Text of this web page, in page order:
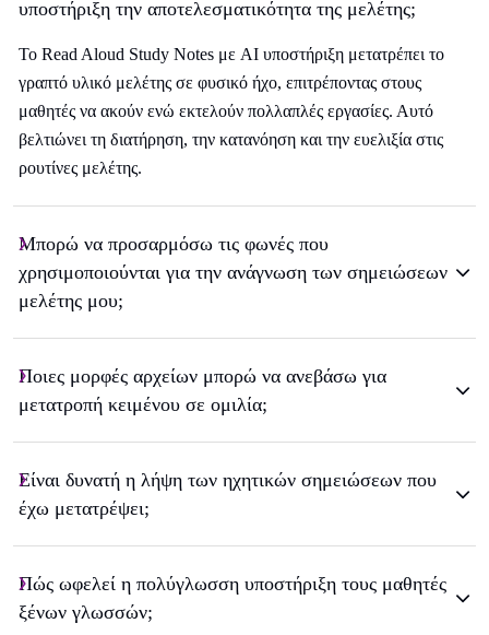
υποστήριξη την αποτελεσματικότητα της μελέτης;
Το Read Aloud Study Notes με AI υποστήριξη μετατρέπει το
γραπτό υλικό μελέτης σε φυσικό ήχο, επιτρέποντας στους
μαθητές να ακούν ενώ εκτελούν πολλαπλές εργασίες. Αυτό
βελτιώνει τη διατήρηση, την κατανόηση και την ευελιξία στις
ρουτίνες μελέτης.
Μπορώ να προσαρμόσω τις φωνές που
χρησιμοποιούνται για την ανάγνωση των σημειώσεων
μελέτης μου;
Ποιες μορφές αρχείων μπορώ να ανεβάσω για
μετατροπή κειμένου σε ομιλία;
Είναι δυνατή η λήψη των ηχητικών σημειώσεων που
έχω μετατρέψει;
Πώς ωφελεί η πολύγλωσση υποστήριξη τους μαθητές
ξένων γλωσσών;